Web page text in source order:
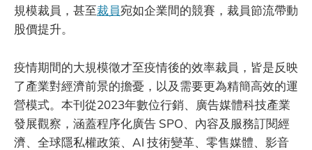
規模裁員，甚至裁員宛如企業間的競賽，裁員節流帶動
股價提升。
疫情期間的大規模徵才至疫情後的效率裁員，皆是反映
了產業對經濟前景的擔憂，以及需要更為精簡高效的運
營模式。本刊從2023年數位行銷、廣告媒體科技產業
發展觀察，涵蓋程序化廣告 SPO、內容及服務訂閱經
濟、全球隱私權政策、AI 技術變革、零售媒體、影音